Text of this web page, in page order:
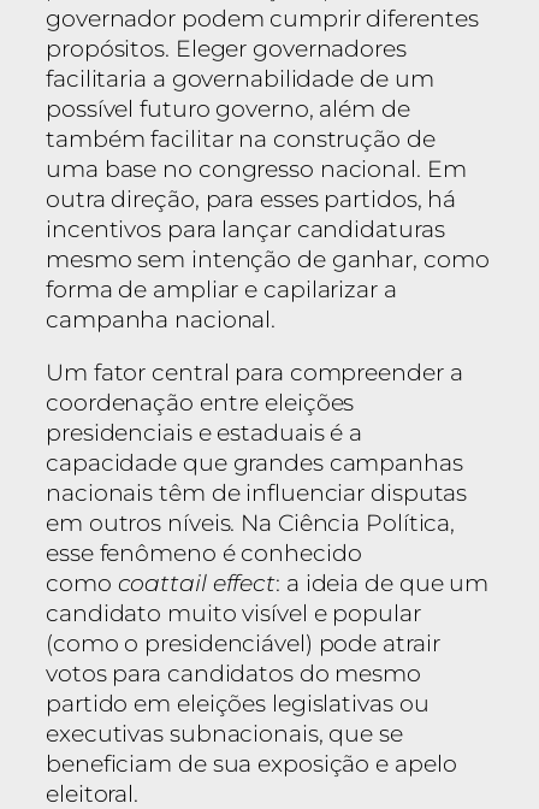
governador podem cumprir diferentes
propósitos. Eleger governadores
facilitaria a governabilidade de um
possível futuro governo, além de
também facilitar na construção de
uma base no congresso nacional. Em
outra direção, para esses partidos, há
incentivos para lançar candidaturas
mesmo sem intenção de ganhar, como
forma de ampliar e capilarizar a
campanha nacional.
Um fator central para compreender a
coordenação entre eleições
presidenciais e estaduais é a
capacidade que grandes campanhas
nacionais têm de influenciar disputas
em outros níveis. Na Ciência Política,
esse fenômeno é conhecido
como coattail effect: a ideia de que um
candidato muito visível e popular
(como o presidenciável) pode atrair
votos para candidatos do mesmo
partido em eleições legislativas ou
executivas subnacionais, que se
beneficiam de sua exposição e apelo
eleitoral.